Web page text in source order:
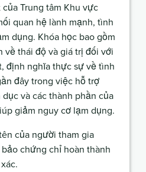
Trung tâm Khu vực
quan hệ lành mạnh, tình
dụng. Khóa học bao gồm
về thái độ và giá trị đối với
định nghĩa thực sự về tình
đây trong việc hỗ trợ
và các thành phần của
giảm nguy cơ lạm dụng.
của người tham gia
chứng chỉ hoàn thành